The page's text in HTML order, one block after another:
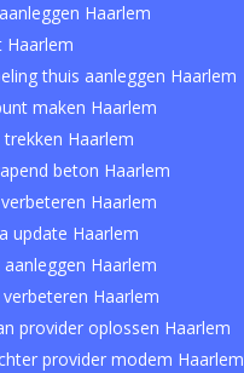
Haarlem
Haarlem
thuis aanleggen Haarlem
maken Haarlem
Haarlem
beton Haarlem
Haarlem
update Haarlem
Haarlem
Haarlem
provider oplossen Haarlem
provider modem Haarlem